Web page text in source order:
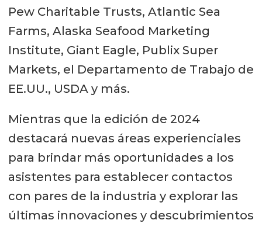
Pew Charitable Trusts, Atlantic Sea
Farms, Alaska Seafood Marketing
Institute, Giant Eagle, Publix Super
Markets, el Departamento de Trabajo de
EE.UU., USDA y más.
Mientras que la edición de 2024
destacará nuevas áreas experienciales
para brindar más oportunidades a los
asistentes para establecer contactos
con pares de la industria y explorar las
últimas innovaciones y descubrimientos